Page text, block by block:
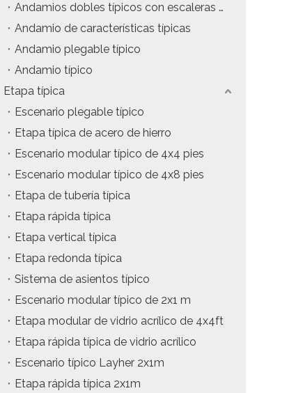
Precio del estuche de vuelo
Precio de la maquinaria de escenario
Precio de la carpa para eventos
Precio del andamio de aluminio
producto tipico
Andamios dobles típicos con escaleras de inclinación
Andamio de características típicas
Andamio plegable típico
Andamio típico
Etapa típica
Escenario plegable típico
Etapa típica de acero de hierro
Escenario modular típico de 4x4 pies
Escenario modular típico de 4x8 pies
Etapa de tubería típica
Etapa rápida típica
Etapa vertical típica
Etapa redonda típica
Sistema de asientos típico
Escenario modular típico de 2x1 m
Etapa modular de vidrio acrílico de 4x4ft
Etapa rápida típica de vidrio acrílico
Escenario típico Layher 2x1m
Etapa rápida típica 2x1m